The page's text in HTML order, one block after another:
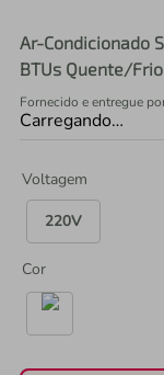
Ar-Condicionado
BTUs Quente/
Fornecido e entregue
Carregando…
Voltagem
220V
Cor